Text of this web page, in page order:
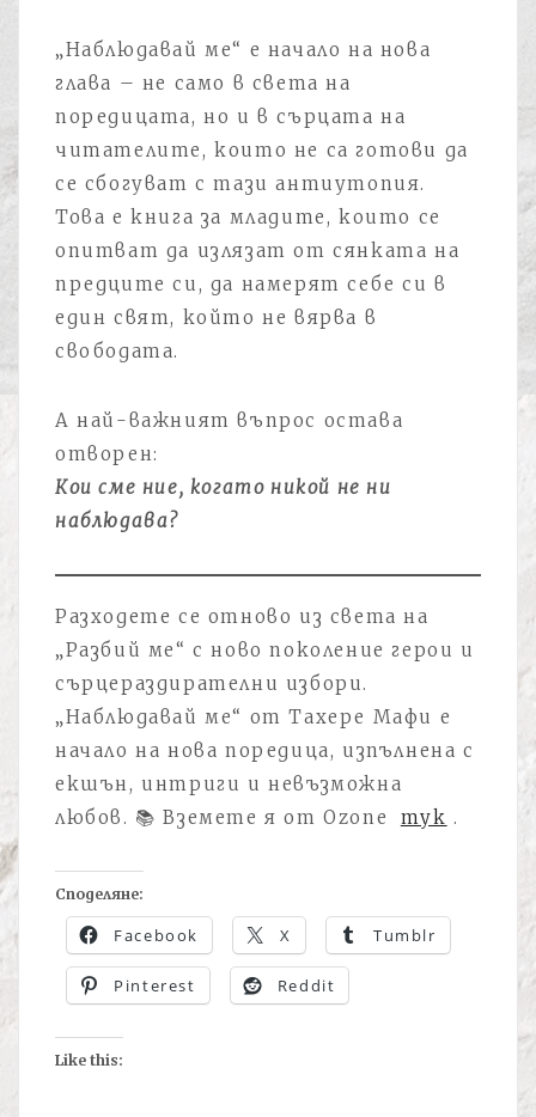
„Наблюдавай ме“ е начало на нова
глава – не само в света на
поредицата, но и в сърцата на
читателите, които не са готови да
се сбогуват с тази антиутопия.
Това е книга за младите, които се
опитват да излязат от сянката на
предците си, да намерят себе си в
един свят, който не вярва в
свободата.
А най-важният въпрос остава
отворен:
Кои сме ние, когато никой не ни
наблюдава?
Разходете се отново из света на
„Разбий ме“ с ново поколение герои и
сърцераздирателни избори.
„Наблюдавай ме“ от Тахере Мафи е
начало на нова поредица, изпълнена с
екшън, интриги и невъзможна
любов. 📚 Вземете я от Ozone
тук .
Споделяне:
Facebook X Tumblr
Pinterest Reddit
Like this: